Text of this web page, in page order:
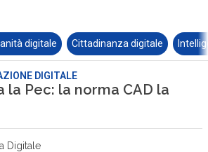
digitale Cittadinanza digitale
DIGITALE
la Pec: la norma CAD la
Digitale